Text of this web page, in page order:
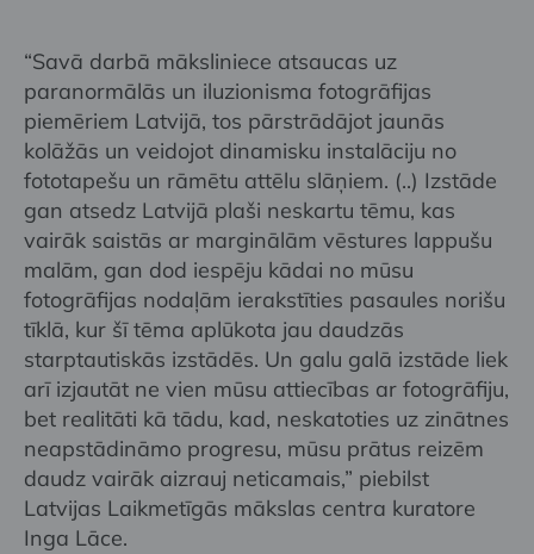
“Savā darbā māksliniece atsaucas uz
paranormālās un iluzionisma fotogrāfijas
piemēriem Latvijā, tos pārstrādājot jaunās
kolāžās un veidojot dinamisku instalāciju no
fototapešu un rāmētu attēlu slāņiem. (..) Izstāde
gan atsedz Latvijā plaši neskartu tēmu, kas
vairāk saistās ar marginālām vēstures lappušu
malām, gan dod iespēju kādai no mūsu
fotogrāfijas nodaļām ierakstīties pasaules norišu
tīklā, kur šī tēma aplūkota jau daudzās
starptautiskās izstādēs. Un galu galā izstāde liek
arī izjautāt ne vien mūsu attiecības ar fotogrāfiju,
bet realitāti kā tādu, kad, neskatoties uz zinātnes
neapstādināmo progresu, mūsu prātus reizēm
daudz vairāk aizrauj neticamais,” piebilst
Latvijas Laikmetīgās mākslas centra kuratore
Inga Lāce.